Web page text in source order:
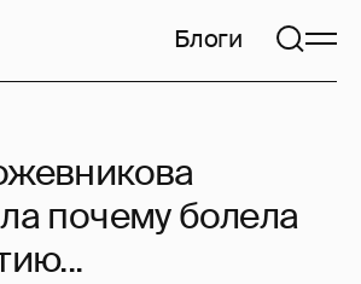
Блоги
почему болела